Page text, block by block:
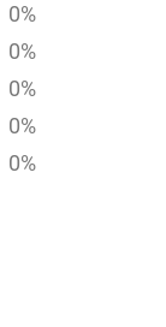
0%
0%
0%
0%
0%